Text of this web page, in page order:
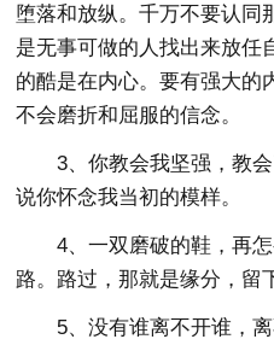
堕落和放纵。千万不要认同
是无事可做的人找出来放任
的酷是在内心。要有强大的
不会磨折和屈服的信念。
3、你教会我坚强，教
说你怀念我当初的模样。
4、一双磨破的鞋，再
路。路过，那就是缘分，留
5、没有谁离不开谁，